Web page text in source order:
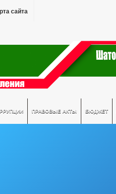
сайта
ПРАВОВЫЕ АКТЫ БЮДЖЕТ